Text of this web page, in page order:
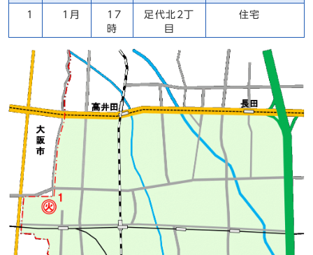
1 1月
17
時
足代北2丁
目
住宅